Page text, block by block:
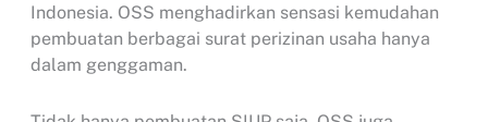
Indonesia. OSS menghadirkan sensasi kemudahan
pembuatan berbagai surat perizinan usaha hanya
dalam genggaman.